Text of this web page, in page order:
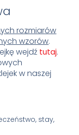
rozmiarów
wzorów.
wejdź tutaj.
w naszej
stay,